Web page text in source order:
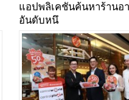
แอปพลิเคชันค้นหาร้านอ
อันดับหนึ